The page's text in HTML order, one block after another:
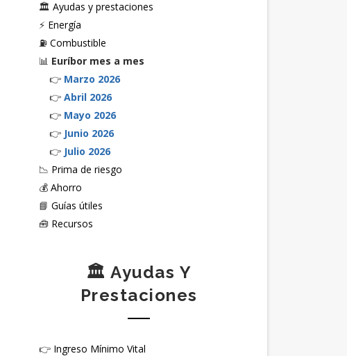
🏛️ Ayudas y prestaciones
⚡ Energía
⛽ Combustible
📊 Euríbor mes a mes
👉 Marzo 2026
👉 Abril 2026
👉 Mayo 2026
👉 Junio 2026
👉 Julio 2026
📉 Prima de riesgo
💰 Ahorro
📘 Guías útiles
🧰 Recursos
🏛️ Ayudas Y
Prestaciones
👉 Ingreso Mínimo Vital